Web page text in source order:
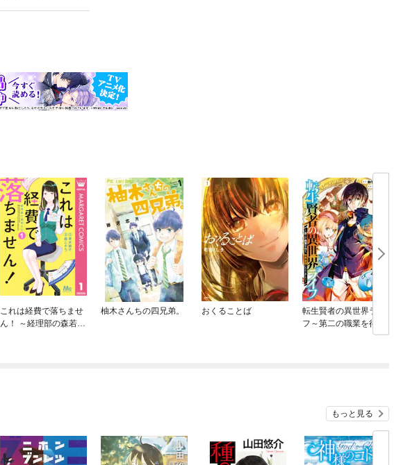
これは経費で落ちませ
ん！ ～経理部の森若さ
柚木さんちの四兄弟。 おくることば
転生賢者の異世界ライ
フ～第二の職業を得
て、世界最強になりま
もっと見る